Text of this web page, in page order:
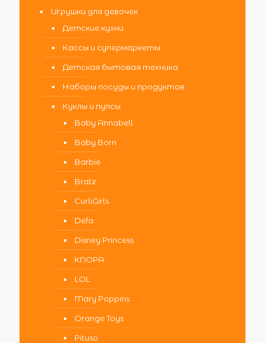
Игрушки для девочек
Детские кухни
Кассы и супермаркеты
Детская бытовая техника
Наборы посуды и продуктов
Куклы и пупсы
Baby Annabell
Baby Born
Barbie
Bratz
CurliGirls
Defa
Disney Princess
KNOPA
LOL
Mary Poppins
Orange Toys
Pituso